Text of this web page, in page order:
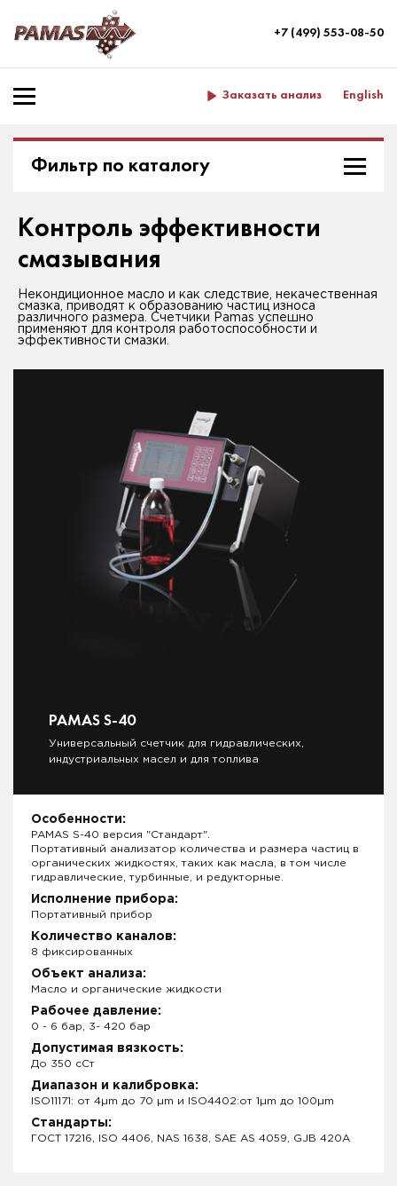
+7 (499) 553-08-50
Заказать анализ English
Фильтр по каталогу
Контроль эффективности
смазывания
Некондиционное масло и как следствие, некачественная
смазка, приводят к образованию частиц износа
различного размера. Счетчики Pamas успешно
применяют для контроля работоспособности и
эффективности смазки.
PAMAS S-40
Универсальный счетчик для гидравлических,
индустриальных масел и для топлива
Особенности:
PAMAS S-40 версия "Стандарт".
Портативный анализатор количества и размера частиц в
органических жидкостях, таких как масла, в том числе
гидравлические, турбинные, и редукторные.
Исполнение прибора:
Портативный прибор
Количество каналов:
8 фиксированных
Объект анализа:
Масло и органические жидкости
Рабочее давление:
0 - 6 бар, 3- 420 бар
Допустимая вязкость:
До 350 сСт
Диапазон и калибровка:
ISO11171: от 4µm до 70 µm и ISO4402:от 1µm до 100µm
Стандарты:
ГОСТ 17216, ISO 4406, NAS 1638, SAE AS 4059, GJB 420A